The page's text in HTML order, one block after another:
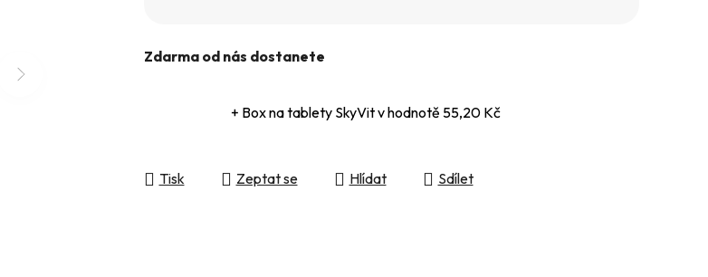
Zdarma od nás dostanete
+ Box na tablety SkyVitv hodnotě 55,20 Kč
Tisk Zeptat se Hlídat Sdílet